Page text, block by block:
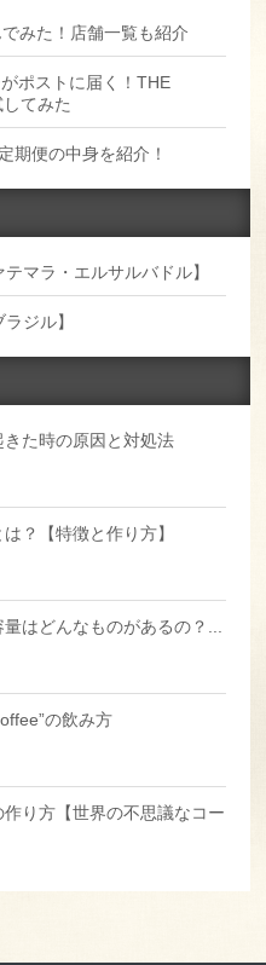
みた！店舗一覧も紹介
ポストに届く！THE
てみた
期便の中身を紹介！
マラ・エルサルバドル】
ジル】
た時の原因と対処法
？【特徴と作り方】
はどんなものがあるの？...
の飲み方
り方【世界の不思議なコー